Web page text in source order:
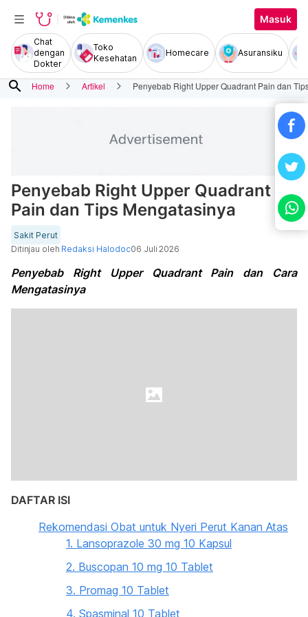
Masuk
Chat
dengan
Dokter
Toko
Kesehatan
Homecare Asuransiku
search Home Artikel Penyebab Right Upper Quadrant Pain dan
Penyebab Right Upper Quadrant
Pain dan Tips Mengatasinya
Sakit Perut
Ditinjau oleh Redaksi Halodoc06 Juli 2026
Penyebab Right Upper Quadrant Pain dan Cara
Mengatasinya
DAFTAR ISI
Rekomendasi Obat untuk Nyeri Perut Kanan Atas
1. Lansoprazole 30 mg 10 Kapsul
2. Buscopan 10 mg 10 Tablet
3. Promag 10 Tablet
4. Spasminal 10 Tablet